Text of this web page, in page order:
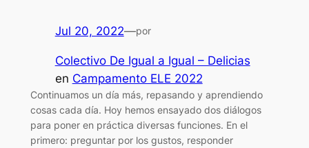
Jul 20, 2022—por
Colectivo De Igual a Igual – Delicias
en Campamento ELE 2022
Continuamos un día más, repasando y aprendiendo
cosas cada día. Hoy hemos ensayado dos diálogos
para poner en práctica diversas funciones. En el
primero: preguntar por los gustos, responder